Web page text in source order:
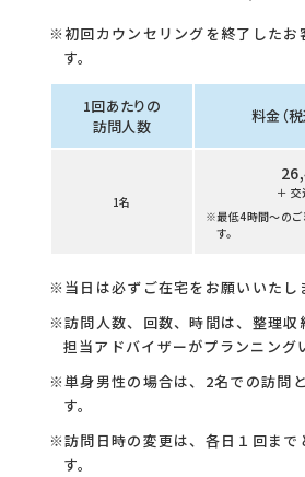
※初回カウンセリングを終了したお
す。
1回あたりの
訪問人数
料金（
1名
＋
※最低4時間〜のご
す。
※当日は必ずご在宅をお願いいたし
※訪問人数、回数、時間は、整理収
担当アドバイザーがプランニング
※単身男性の場合は、2名での訪問
す。
※訪問日時の変更は、各日１回まで
す。